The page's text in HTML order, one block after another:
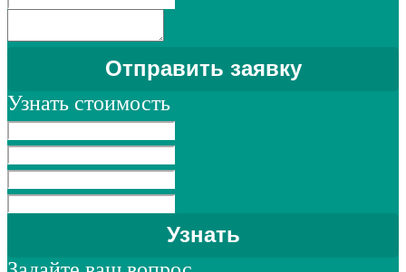
Узнать стоимость